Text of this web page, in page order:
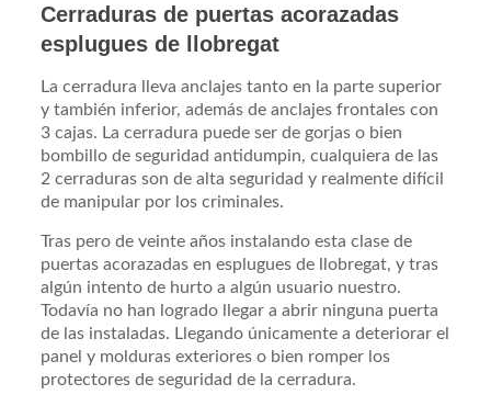
Cerraduras de puertas acorazadas
esplugues de llobregat
La cerradura lleva anclajes tanto en la parte superior
y también inferior, además de anclajes frontales con
3 cajas. La cerradura puede ser de gorjas o bien
bombillo de seguridad antidumpin, cualquiera de las
2 cerraduras son de alta seguridad y realmente difícil
de manipular por los criminales.
Tras pero de veinte años instalando esta clase de
puertas acorazadas en esplugues de llobregat, y tras
algún intento de hurto a algún usuario nuestro.
Todavía no han logrado llegar a abrir ninguna puerta
de las instaladas. Llegando únicamente a deteriorar el
panel y molduras exteriores o bien romper los
protectores de seguridad de la cerradura.